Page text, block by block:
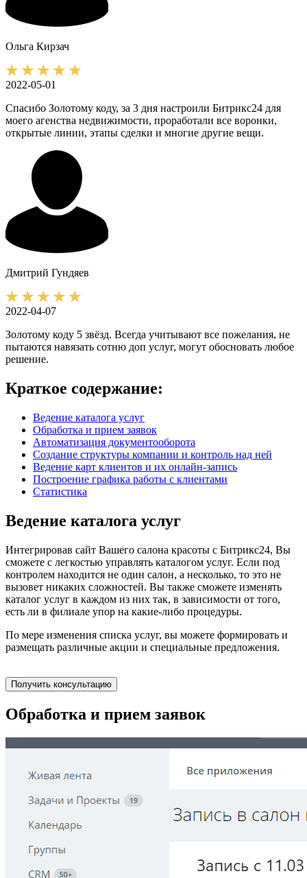
Ольга Кирзач
2022-05-01
Спасибо Золотому коду, за 3 дня настроили Битрикс24 для
моего агенства недвижимости, проработали все воронки,
открытые линии, этапы сделки и многие другие вещи.
Дмитрий Гундяев
2022-04-07
Золотому коду 5 звёзд. Всегда учитывают все пожелания, не
пытаются навязать сотню доп услуг, могут обосновать любое
решение.
Краткое содержание:
Ведение каталога услуг
Обработка и прием заявок
Автоматизация документооборота
Создание структуры компании и контроль над ней
Ведение карт клиентов и их онлайн-запись
Построение графика работы с клиентами
Статистика
Ведение каталога услуг
Интегрировав сайт Вашего салона красоты с Битрикс24, Вы
сможете с легкостью управлять каталогом услуг. Если под
контролем находится не один салон, а несколько, то это не
вызовет никаких сложностей. Вы также сможете изменять
каталог услуг в каждом из них так, в зависимости от того,
есть ли в филиале упор на какие-либо процедуры.
По мере изменения списка услуг, вы можете формировать и
размещать различные акции и специальные предложения.
Получить консультацию
Обработка и прием заявок